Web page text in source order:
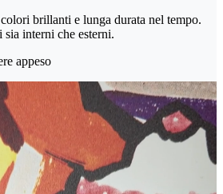
brillanti e lunga durata nel tempo.
sia interni che esterni.
appeso